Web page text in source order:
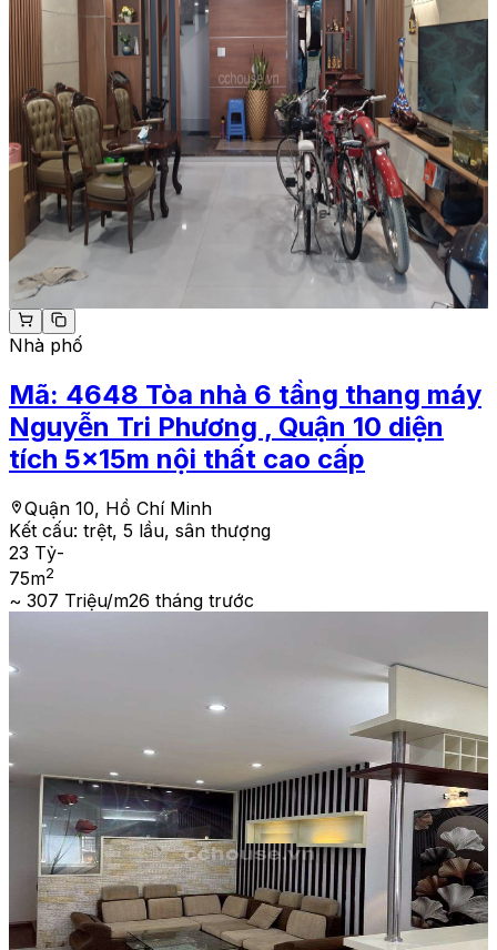
Nhà phố
Mã: 4648 Tòa nhà 6 tầng thang máy
Nguyễn Tri Phương , Quận 10 diện
tích 5x15m nội thất cao cấp
Quận 10, Hồ Chí Minh
Kết cấu: trệt, 5 lầu, sân thượng
23 Tỷ-
75m2
~ 307 Triệu/m26 tháng trước